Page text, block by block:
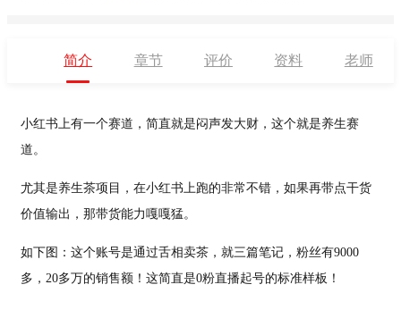
简介 章节 评价 资料 老师
小红书上有一个赛道，简直就是闷声发大财，这个就是养生赛
道。
尤其是养生茶项目，在小红书上跑的非常不错，如果再带点干货
价值输出，那带货能力嘎嘎猛。
如下图：这个账号是通过舌相卖茶 ，就三篇笔记，粉丝有9000
多，20多万的销售额！这简直是0粉直播起号的标准样板！